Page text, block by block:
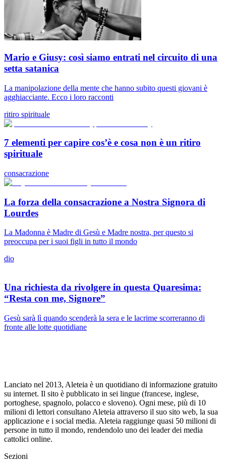
Mario e Giusy: così siamo entrati nel circuito di una
setta satanica
La manipolazione della mente che hanno subito questi giovani è
agghiacciante. Ecco i loro racconti
ritiro spirituale
7 elementi per capire cos’è e cosa non è un ritiro
spirituale
consacrazione
La forza della consacrazione a Nostra Signora di
Lourdes
La Madonna è Madre di Gesù e Madre nostra, per questo si
preoccupa per i suoi figli in tutto il mondo
dio
Una richiesta da rivolgere in questa Quaresima:
“Resta con me, Signore”
Gesù sarà lì quando scenderà la sera e le lacrime scorreranno di
fronte alle lotte quotidiane
Lanciato nel 2013, Aleteia è un quotidiano di informazione gratuito
su internet. Il sito è pubblicato in sei lingue (francese, inglese,
portoghese, spagnolo, polacco e sloveno). Ogni mese, più di 10
milioni di lettori consultano Aleteia attraverso il suo sito web, la sua
applicazione e i social media. Aleteia raggiunge quasi 50 milioni di
persone in tutto il mondo, rendendolo uno dei leader dei media
cattolici online.
Sezioni